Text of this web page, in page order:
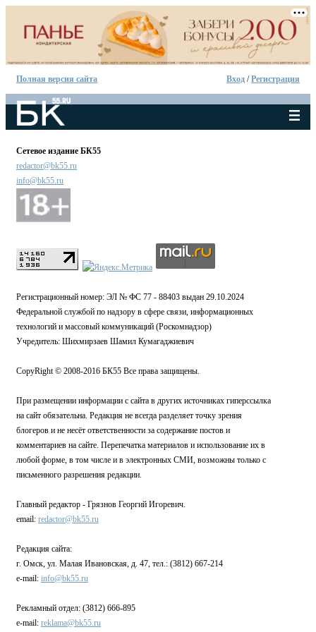
Полная версия сайта Вход /Регистрация
Сетевое издание БК55
redactor@bk55.ru
info@bk55.ru
Регистрационный номер: ЭЛ № ФС 77 - 88403 выдан 29.10.2024
Федеральной службой по надзору в сфере связи, информационных
технологий и массовый коммуникаций (Роскомнадзор)
Учредитель: Шихмирзаев Шамил Кумагаджиевич
CopyRight © 2008-2016 БК55 Все права защищены.
При размещении информации с сайта в других источниках гиперссылка
на сайт обязательна. Редакция не всегда разделяет точку зрения
блогеров и не несёт ответственности за содержание постов и
комментариев на сайте. Перепечатка материалов и использование их в
любой форме, в том числе и в электронных СМИ, возможны только с
письменного разрешения редакции.
Главный редактор - Грязнов Георгий Игоревич.
email: redactor@bk55.ru
Редакция сайта:
г. Омск, ул. Малая Ивановская, д. 47, тел.: (3812) 667-214
e-mail: info@bk55.ru
Рекламный отдел: (3812) 666-895
e-mail: reklama@bk55.ru